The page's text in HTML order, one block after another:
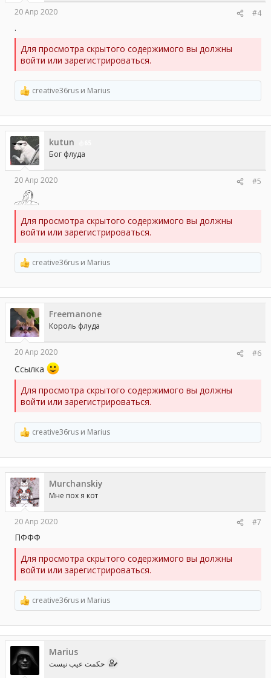
20 Апр 2020 #4
.
Для просмотра скрытого содержимого вы должны
войти или зарегистрироваться.
Р
е
а
к
ц
и
и
:
creative36rus и Marius
kutun
Бог флуда
20 Апр 2020 #5
Для просмотра скрытого содержимого вы должны
войти или зарегистрироваться.
Р
е
а
к
ц
и
и
:
creative36rus и Marius
Freemanone
Король флуда
20 Апр 2020 #6
Ссылка
Для просмотра скрытого содержимого вы должны
войти или зарегистрироваться.
Р
е
а
к
ц
и
и
:
creative36rus и Marius
Murchanskiy
Мне пох я кот
20 Апр 2020 #7
ПФФФ
Для просмотра скрытого содержимого вы должны
войти или зарегистрироваться.
Р
е
а
к
ц
и
и
:
creative36rus и Marius
Marius
حکمت عیب نیست